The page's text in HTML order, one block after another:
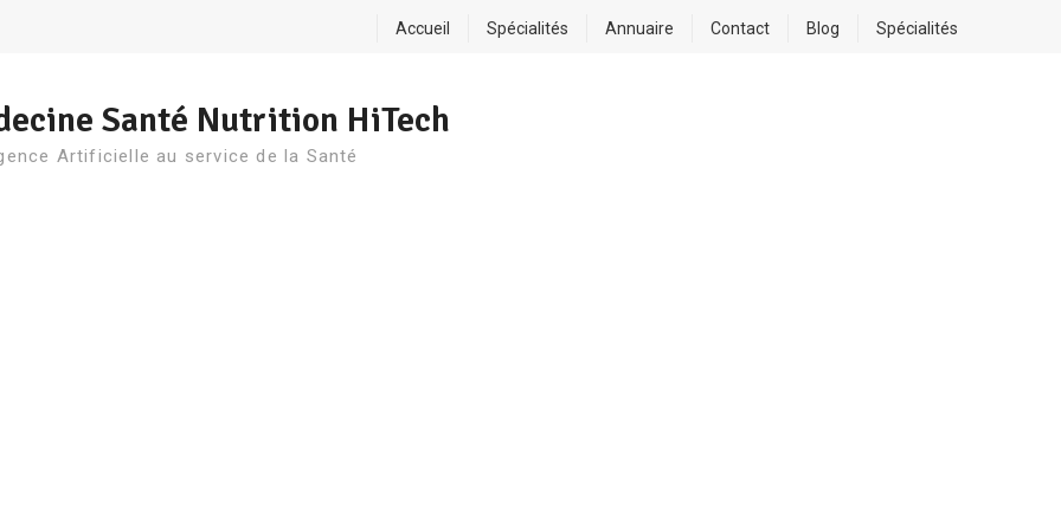
Accueil Spécialités Annuaire Contact Blog Spécialités
Santé Nutrition HiTech
Artificielle au service de la Santé